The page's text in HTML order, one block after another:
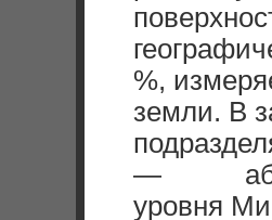
%,
земли. В
—
уровня